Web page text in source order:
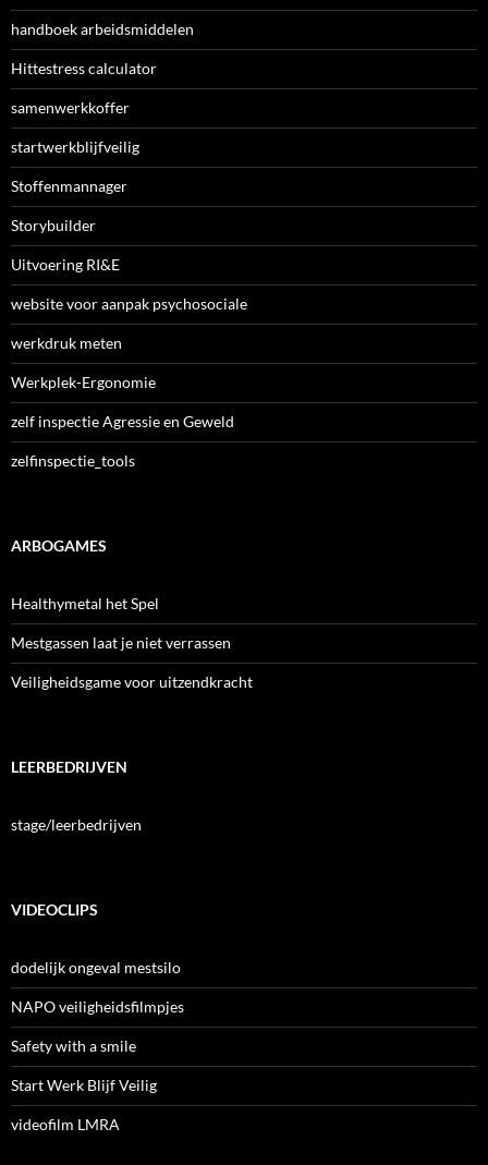
handboek arbeidsmiddelen
Hittestress calculator
samenwerkkoffer
startwerkblijfveilig
Stoffenmannager
Storybuilder
Uitvoering RI&E
website voor aanpak psychosociale
werkdruk meten
Werkplek-Ergonomie
zelf inspectie Agressie en Geweld
zelfinspectie_tools
ARBOGAMES
Healthymetal het Spel
Mestgassen laat je niet verrassen
Veiligheidsgame voor uitzendkracht
LEERBEDRIJVEN
stage/leerbedrijven
VIDEOCLIPS
dodelijk ongeval mestsilo
NAPO veiligheidsfilmpjes
Safety with a smile
Start Werk Blijf Veilig
videofilm LMRA